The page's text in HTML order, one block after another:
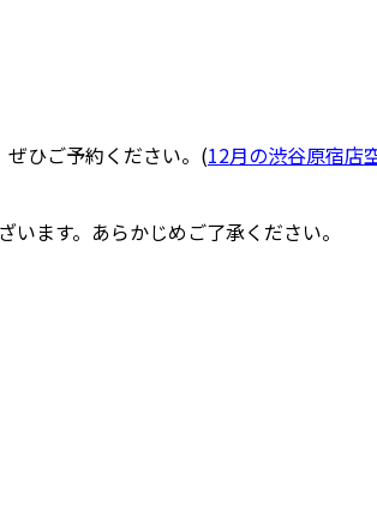
ひご予約ください。(12月の渋谷原宿店
ます。あらかじめご了承ください。